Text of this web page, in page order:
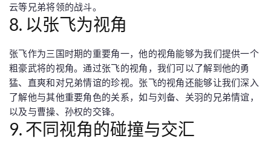
云等兄弟将领的战斗。
8. 以张飞为视角
张飞作为三国时期的重要角一，他的视角能够为我们提供一个
粗豪武将的视角。通过张飞的视角，我们可以了解到他的勇
猛、直爽和对兄弟情谊的珍视。张飞的视角还能够让我们深入
了解他与其他重要角色的关系，如与刘备、关羽的兄弟情谊，
以及与曹操、孙权的交锋。
9. 不同视角的碰撞与交汇